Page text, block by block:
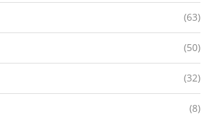
(63)
(50)
(32)
(8)